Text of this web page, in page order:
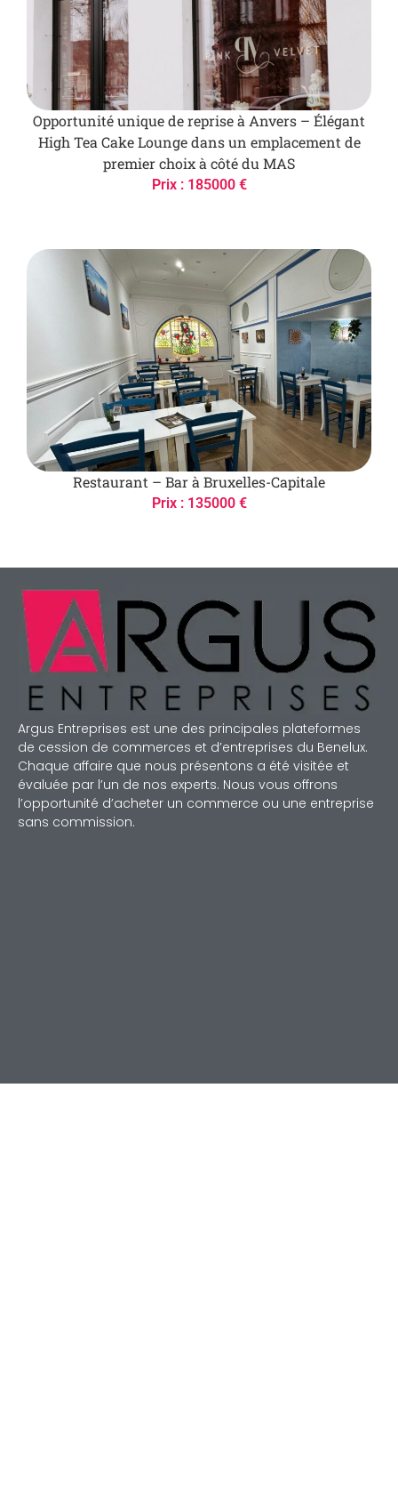
Opportunité unique de reprise à Anvers – Élégant
High Tea Cake Lounge dans un emplacement de
premier choix à côté du MAS
Prix : 185000 €
Restaurant – Bar à Bruxelles-Capitale
Prix : 135000 €
Argus Entreprises est une des principales plateformes
de cession de commerces et d’entreprises du Benelux.
Chaque affaire que nous présentons a été visitée et
évaluée par l’un de nos experts. Nous vous offrons
l’opportunité d’acheter un commerce ou une entreprise
sans commission.